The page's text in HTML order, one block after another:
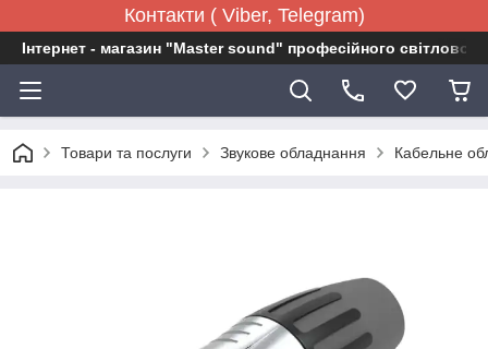
Контакти ( Viber, Telegram)
Інтернет - магазин "Master sound" професійного
Товари та послуги Звукове обладнання Кабельне